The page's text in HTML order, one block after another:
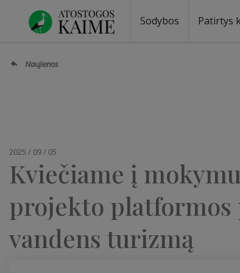
Sodybos Patirtys
Naujienos
2025 / 09 / 05
Kviečiame į
projekto
vandens turizmą